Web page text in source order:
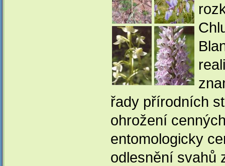
řady přírodních
ohrožení
entomologicky
odlesnění svahů